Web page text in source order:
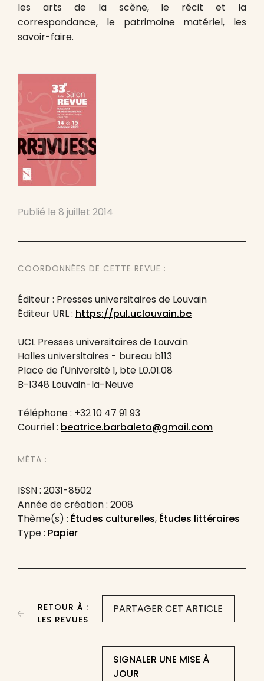
les arts de la scène, le récit et la
correspondance, le patrimoine matériel, les
savoir-faire.
Publié le 8 juillet 2014
COORDONNÉES DE CETTE REVUE :
Éditeur : Presses universitaires de Louvain
Éditeur URL : https://pul.uclouvain.be
UCL Presses universitaires de Louvain
Halles universitaires - bureau b113
Place de l'Université 1, bte L0.01.08
B-1348 Louvain-la-Neuve
Téléphone : +32 10 47 91 93
Courriel : beatrice.barbaleto@gmail.com
MÉTA :
ISSN : 2031-8502
Année de création : 2008
Thème(s) : Études culturelles, Études littéraires
Type : Papier
PARTAGER CET ARTICLE
SIGNALER UNE MISE À
JOUR
RETOUR À :
LES REVUES